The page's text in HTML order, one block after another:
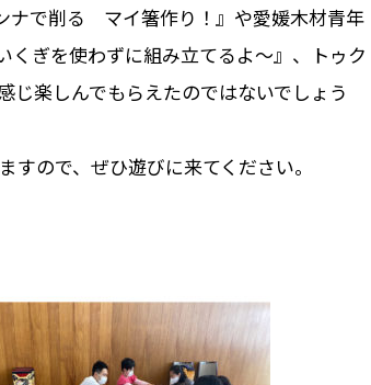
ナで削る マイ箸作り！』や愛媛木材青年
ぎを使わずに組み立てるよ～』、トゥク
じ楽しんでもらえたのではないでしょう
ので、ぜひ遊びに来てください。